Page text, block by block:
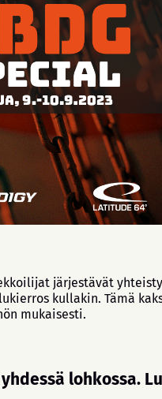
järjestävät
kullakin. Tämä
mukaisesti.
lohkossa.